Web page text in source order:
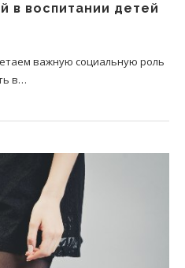
в воспитании детей
важную социальную роль
в…